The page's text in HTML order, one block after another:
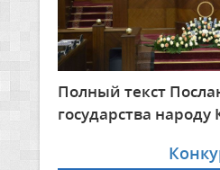
Полный текст
государства народу